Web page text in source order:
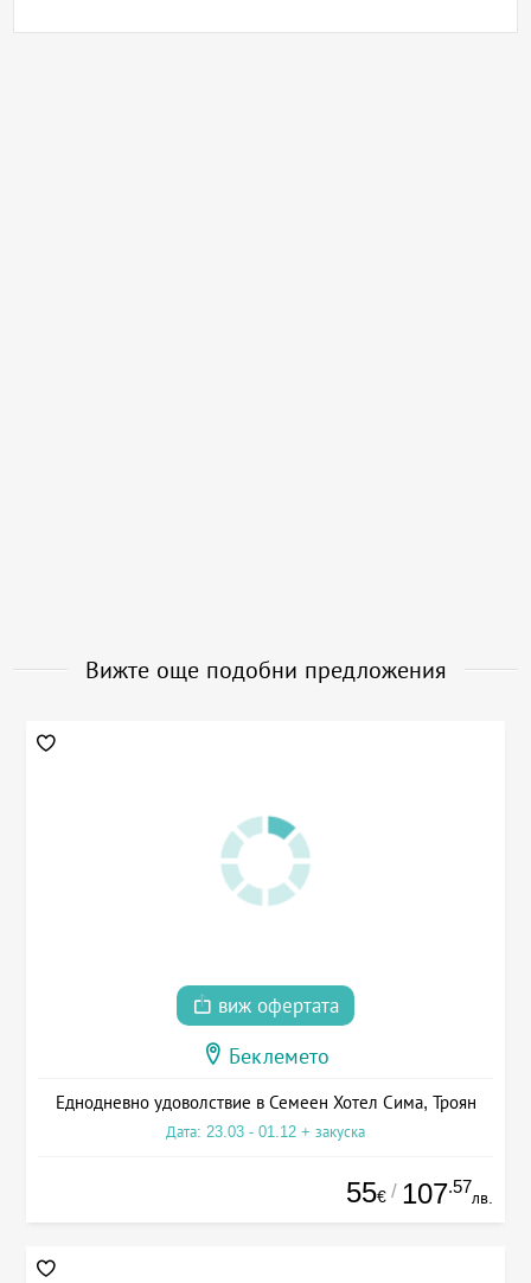
Вижте още подобни предложения
виж офертата
Беклемето
Еднодневно удоволствие в Семеен Хотел Сима, Троян
Дата: 23.03 - 01.12 + закуска
55€ / 107.57
лв.